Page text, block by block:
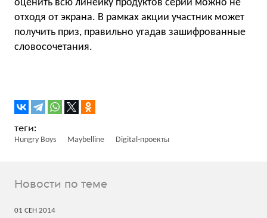
оценить всю линейку продуктов серии можно не
отходя от экрана. В рамках акции участник может
получить приз, правильно угадав зашифрованные
словосочетания.
Hungry Boys Maybelline Digital-проекты
Новости по теме
01 СЕН 2014